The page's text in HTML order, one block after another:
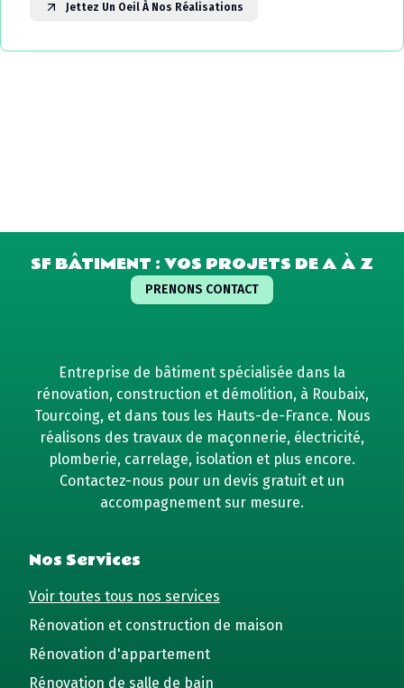
Jettez Un Oeil À Nos Réalisations
SF BÂTIMENT : VOS PROJETS DE A À Z
PRENONS CONTACT
Entreprise de bâtiment spécialisée dans la
rénovation, construction et démolition, à Roubaix,
Tourcoing, et dans tous les Hauts-de-France. Nous
réalisons des travaux de maçonnerie, électricité,
plomberie, carrelage, isolation et plus encore.
Contactez-nous pour un devis gratuit et un
accompagnement sur mesure.
Nos Services
Voir toutes tous nos services
Rénovation et construction de maison
Rénovation d'appartement
Rénovation de salle de bain